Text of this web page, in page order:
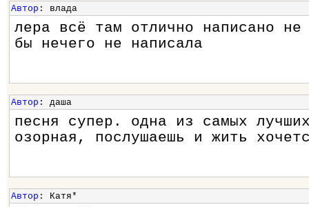
Автор : влада
лера всё там отлично написано
бы нечего не написала
Автор : даша
песня супер. одна из самых
озорная, послушаешь и жить
Автор : Катя*